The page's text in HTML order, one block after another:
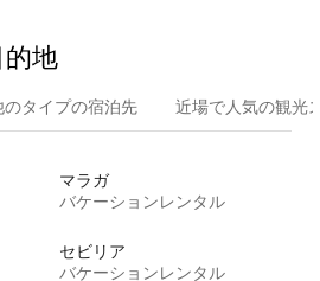
地
のタ⁠イ⁠プ⁠の宿⁠泊⁠先 近場で人気の観光
マラガ
バケーションレンタル
セビリア
バケーションレンタル